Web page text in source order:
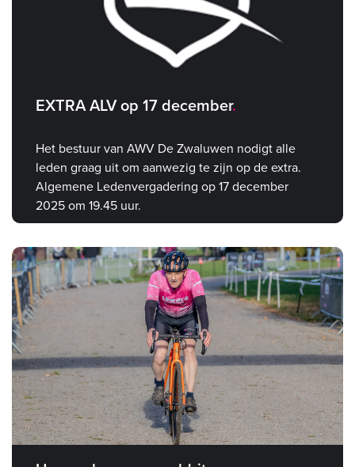
EXTRA ALV op 17 december
Het bestuur van AWV De Zwaluwen nodigt alle
leden graag uit om aanwezig te zijn op de extra.
Algemene Ledenvergadering op 17 december
2025 om 19.45 uur.